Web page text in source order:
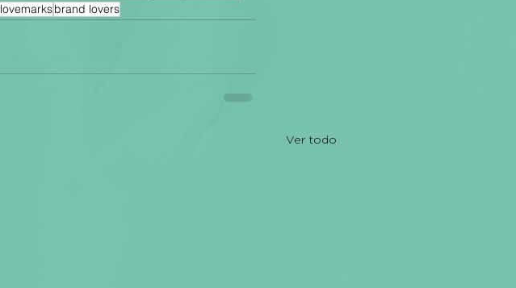
lovemarksbrand lovers
Ver todo